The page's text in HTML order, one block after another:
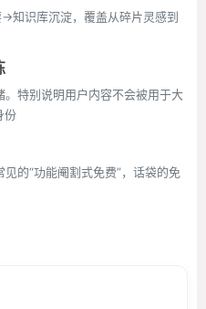
识库沉淀，覆盖从碎片灵感到
特别说明用户内容不会被用于大
份
的“功能阉割式免费”，话袋的免